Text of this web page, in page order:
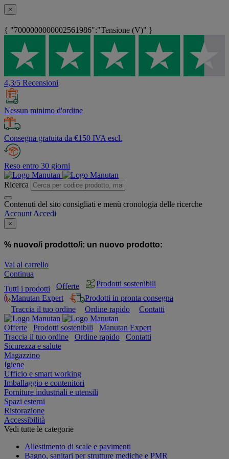
×
{ "7000000000002561986":"Tensione (V)" }
4,3/5 Recensioni
Nessun minimo d'ordine
Consegna gratuita da €150 IVA escl.
Reso entro 30 giorni
Ricerca
Contenuti del sito consigliati e menù cronologia delle ricerche
Account Accedi
×
% nuovo/i prodotto/i: un nuovo prodotto:
Vai al carrello
Continua
Tutti i prodotti
Offerte
Prodotti sostenibili
Manutan Expert
Prodotti in pronta consegna
Traccia il tuo ordine
Ordine rapido Contatti
Offerte Prodotti sostenibili
Manutan Expert
Traccia il tuo ordine
Ordine rapido
Contatti
Sicurezza e salute
Magazzino
Igiene
Ufficio e smart working
Imballaggio e contenitori
Forniture industriali e utensili
Spazi esterni
Ristorazione
Accessibilità
Vedi tutte le categorie
Allestimento di scale e pavimenti
Bagno, sanitari per strutture mediche e PMR